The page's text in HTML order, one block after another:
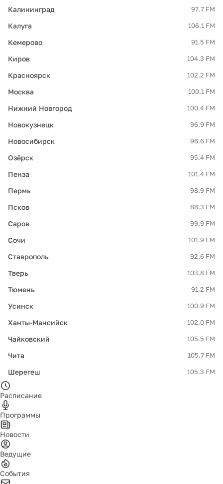
Калининград 97.7 FM
Калуга 106.1 FM
Кемерово 91.5 FM
Киров 104.3 FM
Красноярск 102.2 FM
Москва 100.1 FM
Нижний Новгород 100.4 FM
Новокузнецк 96.9 FM
Новосибирск 96.6 FM
Озёрск 95.4 FM
Пенза 101.4 FM
Пермь 98.9 FM
Псков 88.3 FM
Саров 99.9 FM
Сочи 101.9 FM
Ставрополь 92.6 FM
Тверь 103.8 FM
Тюмень 91.2 FM
Усинск 100.9 FM
Ханты-Мансийск 102.0 FM
Чайковский 105.5 FM
Чита 105.7 FM
Шерегеш 105.3 FM
Расписание
Программы
Новости
Ведущие
События